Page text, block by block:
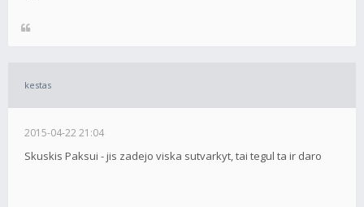
kestas
2015-04-22 21:04
Skuskis Paksui - jis zadejo viska sutvarkyt, tai tegul ta ir daro